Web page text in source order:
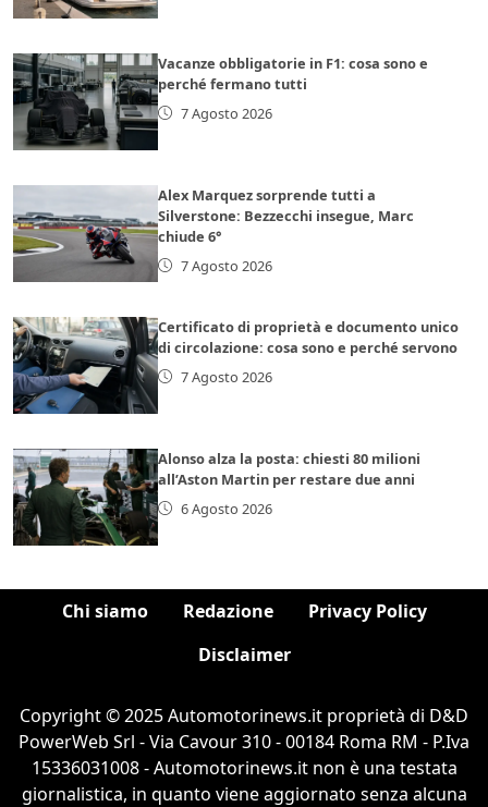
Vacanze obbligatorie in F1: cosa sono e
perché fermano tutti
7 Agosto 2026
Alex Marquez sorprende tutti a
Silverstone: Bezzecchi insegue, Marc
chiude 6°
7 Agosto 2026
Certificato di proprietà e documento unico
di circolazione: cosa sono e perché servono
7 Agosto 2026
Alonso alza la posta: chiesti 80 milioni
all’Aston Martin per restare due anni
6 Agosto 2026
Chi siamo Redazione
Privacy Policy
Disclaimer
Copyright © 2025 Automotorinews.it proprietà di D&D
PowerWeb Srl - Via Cavour 310 - 00184 Roma RM - P.Iva
15336031008 - Automotorinews.it non è una testata
giornalistica, in quanto viene aggiornato senza alcuna